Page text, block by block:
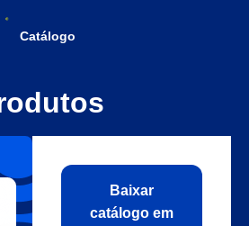
Catálogo
Baixar
catálogo em